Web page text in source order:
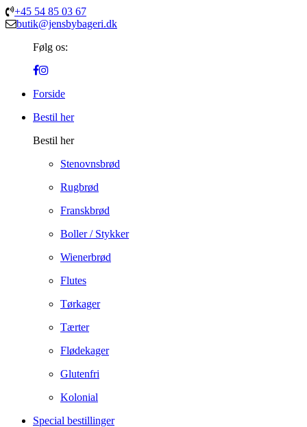
+45 54 85 03 67
butik@jensbybageri.dk
Følg os:
Forside
Bestil her
Bestil her
Stenovnsbrød
Rugbrød
Franskbrød
Boller / Stykker
Wienerbrød
Flutes
Tørkager
Tærter
Flødekager
Glutenfri
Kolonial
Special bestillinger